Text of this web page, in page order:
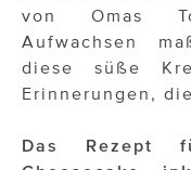
von Omas
Aufwachsen
diese süße
Erinnerungen,
Das Rezept